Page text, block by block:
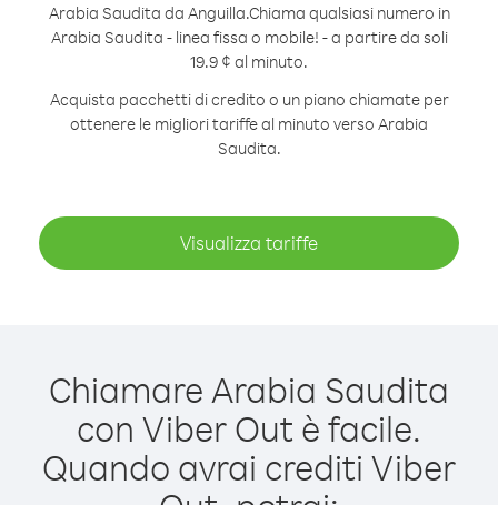
Arabia Saudita da Anguilla.Chiama qualsiasi numero in
Arabia Saudita - linea fissa o mobile! - a partire da soli
19.9 ¢ al minuto.
Acquista pacchetti di credito o un piano chiamate per
ottenere le migliori tariffe al minuto verso Arabia
Saudita.
Visualizza tariffe
Chiamare Arabia Saudita
con Viber Out è facile.
Quando avrai crediti Viber